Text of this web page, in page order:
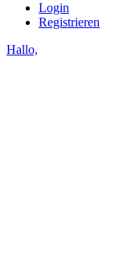
Login
Registrieren
Hallo,